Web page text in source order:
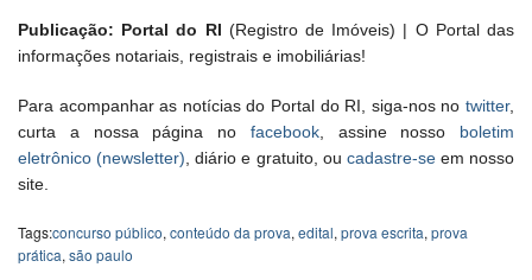
Publicação: Portal do RI (Registro de Imóveis) | O Portal das
informações notariais, registrais e imobiliárias!
Para acompanhar as notícias do Portal do RI, siga-nos no twitter,
curta a nossa página no facebook, assine nosso boletim
eletrônico (newsletter) , diário e gratuito, ou cadastre-seem nosso
site.
Tags:concurso público, conteúdo da prova, edital, prova escrita, prova
prática, são paulo